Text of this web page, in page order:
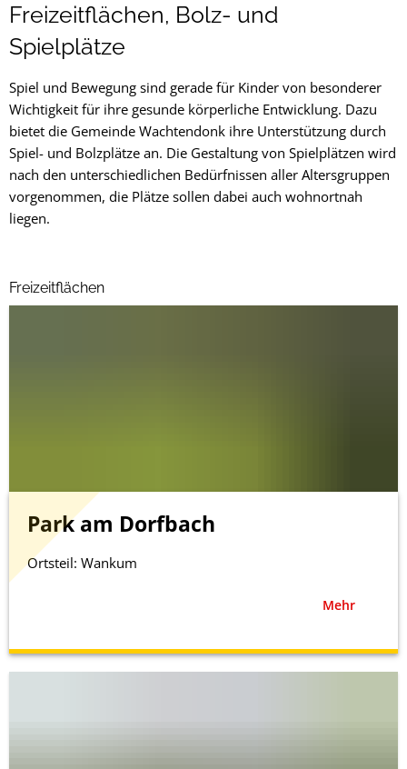
Freizeitflächen,
Bolz-
und
Spielplätze
Freizeitflächen, Bolz- und
Spielplätze
Spiel und Bewegung sind gerade für Kinder von besonderer
Wichtigkeit für ihre gesunde körperliche Entwicklung. Dazu
bietet die Gemeinde Wachtendonk ihre Unterstützung durch
Spiel- und Bolzplätze an. Die Gestaltung von Spielplätzen wird
nach den unterschiedlichen Bedürfnissen aller Altersgruppen
vorgenommen, die Plätze sollen dabei auch wohnortnah
liegen.
Freizeitflächen
Park am Dorfbach
Ortsteil: Wankum
Mehr